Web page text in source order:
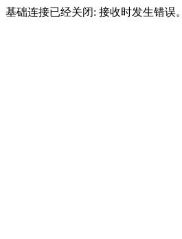
基础连接已经关闭: 接收时发生错误。